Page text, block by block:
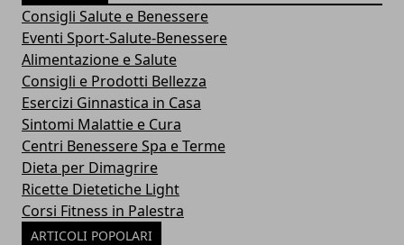
Consigli Salute e Benessere
Eventi Sport-Salute-Benessere
Alimentazione e Salute
Consigli e Prodotti Bellezza
Esercizi Ginnastica in Casa
Sintomi Malattie e Cura
Centri Benessere Spa e Terme
Dieta per Dimagrire
Ricette Dietetiche Light
Corsi Fitness in Palestra
ARTICOLI POPOLARI